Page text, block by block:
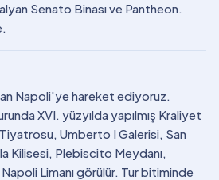
Senato Binası ve Pantheon.
Napoli'ye hareket ediyoruz.
XVI. yüzyılda yapılmış Kraliyet
Tiyatrosu, Umberto I Galerisi, San
Kilisesi, Plebiscito Meydanı,
Limanı görülür. Tur bitiminde